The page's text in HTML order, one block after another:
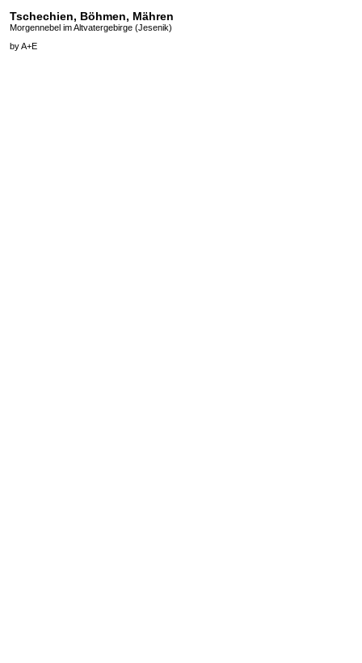
Tschechien, Böhmen, Mähren
Morgennebel im Altvatergebirge (Jesenik)
by A+E